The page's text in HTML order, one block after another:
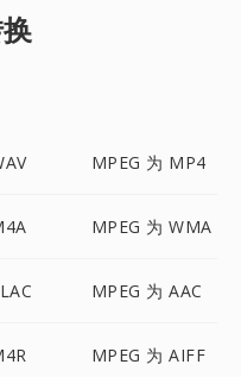
MPEG 为 MP4
MPEG 为 WMA
MPEG 为 AAC
MPEG 为 AIFF